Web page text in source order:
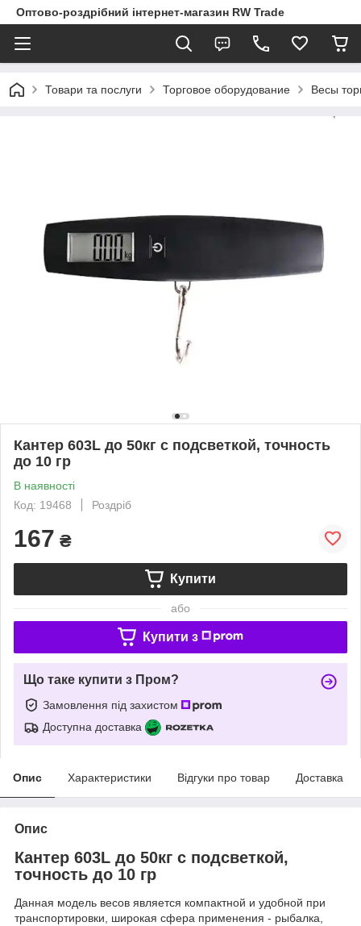
Оптово-роздрібний інтернет-магазин RW Trade
Товари та послуги Торговое оборудование Весы
Кантер 603L до 50кг с подсветкой, точность
до 10 гр
В наявності
Код: 19468
Роздріб
167 ₴
Купити
або
Купити з
Що таке купити з Пром?
Замовлення під захистом
Доступна доставка
Опис Характеристики Відгуки про товар Доставка
Опис
Кантер 603L до 50кг с подсветкой,
точность до 10 гр
Данная модель весов является компактной и удобной при
транспортировки, широкая сфера применения - рыбалка,